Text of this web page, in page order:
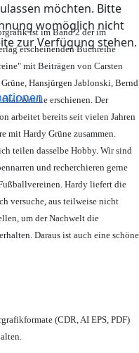
möchten. Bitte
womöglich nicht
zur Verfügung stehen.
ist im Band 2 der im
erscheinenden Buchreihe
mit Beiträgen von Carsten
Hansjürgen Jablonski, Bernd
Wuttke erschienen. Der
arbeitet bereits seit vielen Jahren
mit Hardy Grüne zusammen.
teilen dasselbe Hobby. Wir sind
und recherchieren gerne
Hardy liefert die
versuche, aus teilweise nicht
um der Nachwelt die
Daraus ist auch eine schöne
(CDR, AI EPS, PDF)